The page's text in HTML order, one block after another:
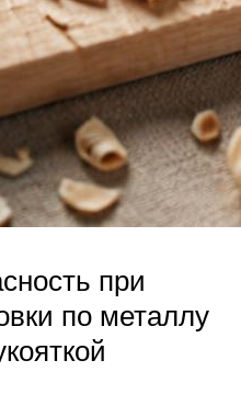
при
по металлу